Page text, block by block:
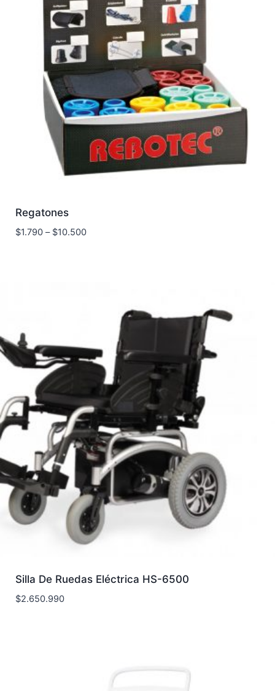
Regatones
$1.790– $10.500
Silla De Ruedas Eléctrica HS-6500
$2.650.990